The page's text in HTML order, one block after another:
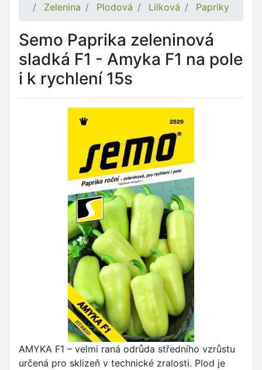
Zelenina
Plodová Lilková Papriky
Semo Paprika zeleninová
sladká F1 - Amyka F1 na pole
i k rychlení 15s
AMYKA F1 – velmi raná odrůda středního vzrůstu
určená pro sklizeň v technické zralosti. Plod je